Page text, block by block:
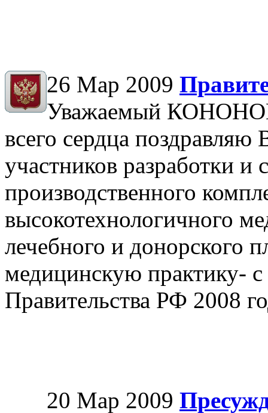
26 Мар 2009
Уважаемый
всего сердца
участников разработки и
производственного
высокотехнологичного
лечебного и донорского
медицинскую практику-
Правительства РФ 2008
20 Мар 2009